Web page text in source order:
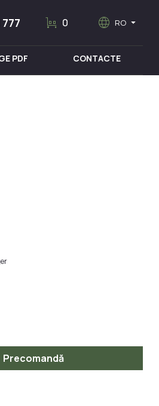
777 trolley 0 language RO arrow_drop_down
PDF CONTACTE
Precomandă